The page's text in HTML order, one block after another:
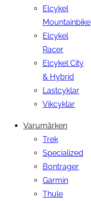
Elcykel
Mountainbike
Elcykel
Racer
Elcykel City
& Hybrid
Lastcyklar
Vikcyklar
Varumärken
Trek
Specialized
Bontrager
Garmin
Thule